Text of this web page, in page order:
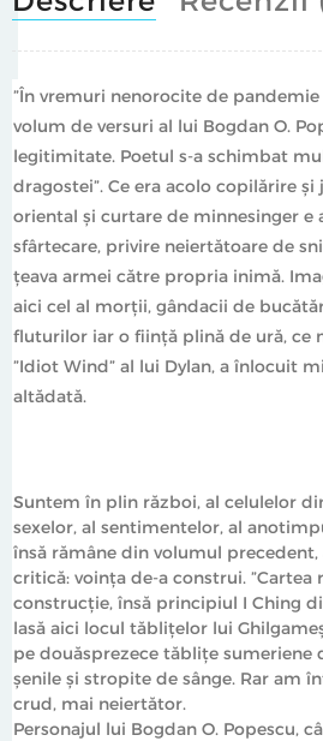
”În vremuri nenorocite de
volum de versuri al lui Bogdan O.
legitimitate. Poetul s-a schimbat
dragostei”. Ce era acolo copilărire
oriental și curtare de minnesinger e
sfârtecare, privire neiertătoare de
țeava armei către propria inimă.
aici cel al morții, gândacii de
fluturilor iar o ființă plină de ură, ce
”Idiot Wind” al lui Dylan, a înlocuit
altădată.
Suntem în plin război, al celulelor
sexelor, al sentimentelor, al
însă rămâne din volumul
critică: voința de-a construi. ”Cartea
construcție, însă principiul I Ching
lasă aici locul tăblițelor lui
pe douăsprezece tăblițe sumeriene
șenile și stropite de sânge. Rar am
crud, mai neiertător.
Personajul lui Bogdan O. Popescu,